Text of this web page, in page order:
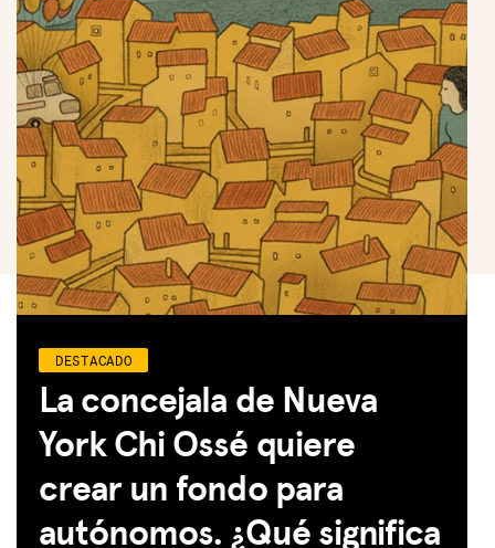
DESTACADO
La concejala de Nueva
York Chi Ossé quiere
crear un fondo para
autónomos. ¿Qué significa